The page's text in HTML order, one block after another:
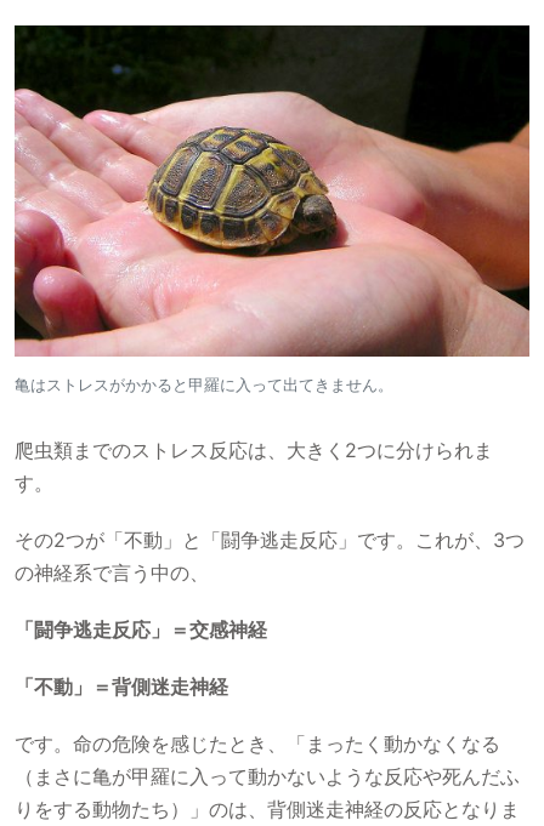
亀はストレスがかかると甲羅に入って出てきません。
爬虫類までのストレス反応は、大きく2つに分けられま
す。
その2つが「不動」と「闘争逃走反応」です。これが、3つ
の神経系で言う中の、
「闘争逃走反応」＝交感神経
「不動」＝背側迷走神経
です。命の危険を感じたとき、「まったく動かなくなる
（まさに亀が甲羅に入って動かないような反応や死んだふ
りをする動物たち）」のは、背側迷走神経の反応となりま